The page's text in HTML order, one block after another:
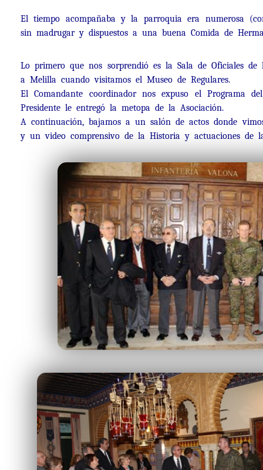
El tiempo acompañaba y la parroquia era numerosa
sin madrugar y dispuestos a una buena Comida de
Lo primero que nos sorprendió es la Sala de Oficiales
a Melilla cuando visitamos el Museo de Regulares.
El Comandante coordinador nos expuso el Programa
Presidente le entregó la metopa de la Asociación.
A continuación, bajamos a un salón de actos donde
y un video comprensivo de la Historia y actuaciones de